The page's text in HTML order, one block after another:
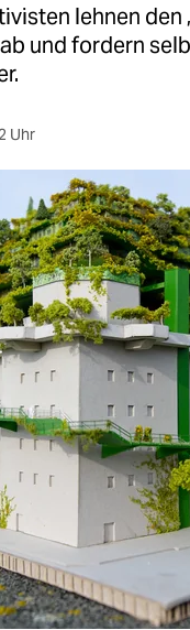
lehnen den
und fordern
Uhr